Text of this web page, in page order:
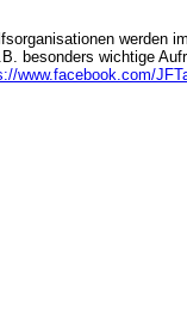
besonders wichtige
www.facebook.com/